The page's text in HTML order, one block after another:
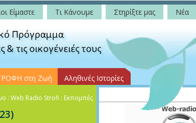
Είμαστε Τι Κάνουμε Στηρίξτε μας Νέα
στη Ζωή Αληθινές Ιστορίες
: Web Radio Strofi : Εκπομπές